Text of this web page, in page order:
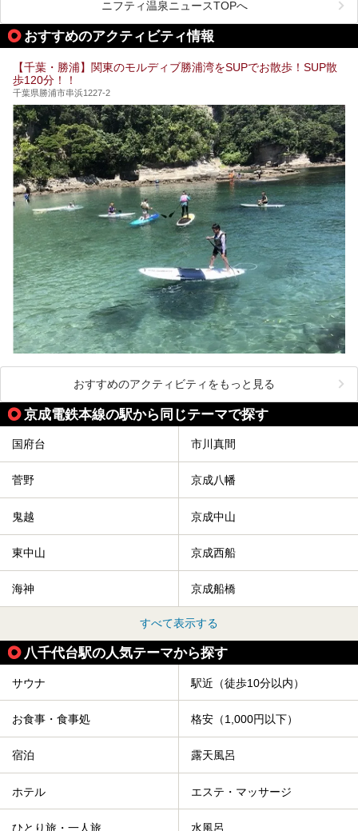
がお勧めする、一度は入るべき千葉の温泉・スパ34選をま
とめました。
ニフティ温泉ニュースTOPへ
おすすめのアクティビティ情報
【千葉・勝浦】関東のモルディブ勝浦湾をSUPでお散歩！SUP散
歩120分！！
千葉県勝浦市串浜1227-2
おすすめのアクティビティをもっと見る
京成電鉄本線の駅から同じテーマで探す
国府台 市川真間
菅野 京成八幡
鬼越 京成中山
東中山 京成西船
海神 京成船橋
すべて表示する
八千代台駅の人気テーマから探す
サウナ 駅近（徒歩10分以内）
お食事・食事処 格安（1,000円以下）
宿泊 露天風呂
ホテル エステ・マッサージ
ひとり旅・一人旅 水風呂